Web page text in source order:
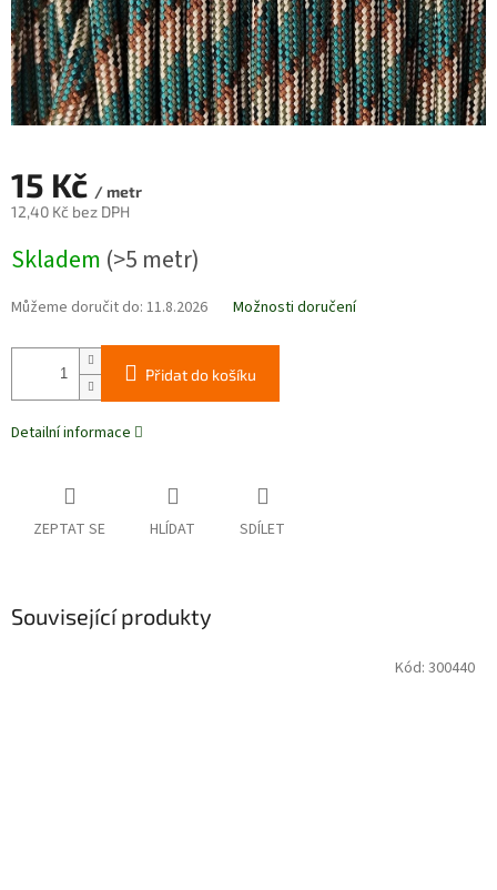
15 Kč / metr
12,40 Kč bez DPH
cena:
Skladem (>5 metr)
Můžeme doručit do: 11.8.2026 Možnosti doručení
Přidat do košíku
Detailní informace
ZEPTAT SE HLÍDAT SDÍLET
Související produkty
Kód: 300440